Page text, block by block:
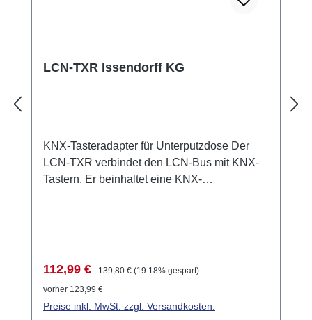
LCN-TXR Issendorff KG
KNX-Tasteradapter für Unterputzdose Der
LCN-TXR verbindet den LCN-Bus mit KNX-
Tastern. Er beinhaltet eine KNX-
bis zu zwei KNX-Taster mit LCN verbinden.
Der LCN-TXR wertet die einzelnen Taster
und Messwerte des Tasters aus und kann
auch die Anzeige-LEDs und Displays
Verkaufspreis:
112,99 € Regulärer Preis:
139,80 € (19.18% gespart)
vorher 123,99 €
Preise inkl. MwSt. zzgl. Versandkosten.